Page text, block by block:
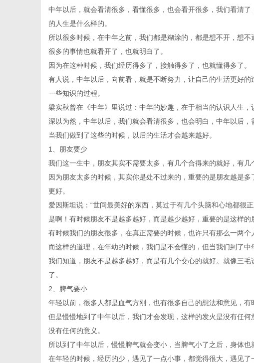
中年以后，就会看清很多，看懂很多，也会看开很多，我们看清
的人生是什么样的。
所以很多时候，在中年之前，我们都是糊涂的，都是想不开，想
很多的事情也就看开了，也就明白了。
因为在这种时候，我们经历得多了，接触得多了，也就懂得多了。
有人说，中年以后，向前看，就是不断努力，让自己的生活更好
一些知识的过程。
梁实秋曾在《中年》里说过：中年的妙趣，在于相当的认识人生
深以为然，中年以后，我们就会看清很多，也会明白，中年以后，
当我们做到了这些的时候，以后的生活才会越来越好。
1、朋友要少
我们这一生中，朋友其实不需要太多，有几个合得来的就好，有几
因为朋友太多的时候，其实你是处不过来的，重要的是朋友越是
更好。
爱因斯坦说：“世间最美好的东西，莫过于有几个头脑和心地都很
是啊！有时候朋友不是越多越好，而是越少越好，重要的是这样的
有时候我们的朋友很多，在真正需要的时候，也许只有那么一两个
而这样的道理，在年幼的时候，我们是不会懂的，但当我们到了中
我们知道，朋友不是越多越好，而是有几个交心的就好。就像三
了。
2、脾气要小
年轻以前，很多人都是血气方刚，也有很多自己的想法和意见，有
但是慢慢地到了中年以后，我们才会发现，这样的发火是没有任
没有任何的意义。
所以到了中年以后，慢慢脾气就会变小，当脾气小了之后，身体也
在年轻的时候，经历的少，遇见了一点小事，都觉得很大，遇见